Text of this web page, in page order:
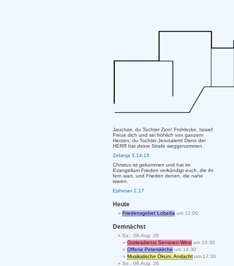
Jauchze, du Tochter Zion! Frohlocke, Israel!
Freue dich und sei fröhlich von ganzem
Herzen, du Tochter Jerusalem! Denn der
HERR hat deine Strafe weggenommen.
Zefanja 3,14-15
Christus ist gekommen und hat im
Evangelium Frieden verkündigt euch, die ihr
fern wart, und Frieden denen, die nahe
waren.
Epheser 2,17
Heute
Friedensgebet Lobeda um 12:00
Demnächst
Sa., 08.Aug. 26
Gottesdienst Senioren-West um 10:30
Offene Peterskirche um 14:30
Musikalische Ökum. Andacht um 17:30
So., 09.Aug. 26